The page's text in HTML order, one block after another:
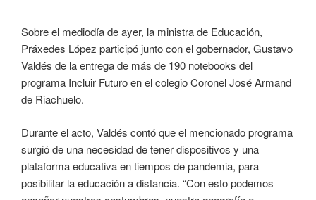
Sobre el mediodía de ayer, la ministra de Educación,
Práxedes López participó junto con el gobernador, Gustavo
Valdés de la entrega de más de 190 notebooks del
programa Incluir Futuro en el colegio Coronel José Armand
de Riachuelo.
Durante el acto, Valdés contó que el mencionado programa
surgió de una necesidad de tener dispositivos y una
plataforma educativa en tiempos de pandemia, para
posibilitar la educación a distancia. “Con esto podemos